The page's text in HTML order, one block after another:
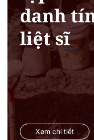
danh
liệt sĩ
Xem chi tiết